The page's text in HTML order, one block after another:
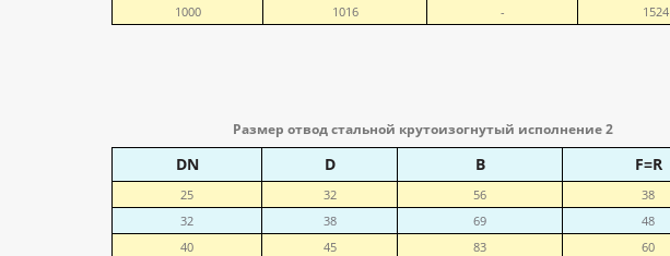
1000
1016 - 1524
Размер отвод стальной крутоизогнутый исполнение 2
DN D B F=R
25 32 56
38
32
38 69
48
40
45 83
60